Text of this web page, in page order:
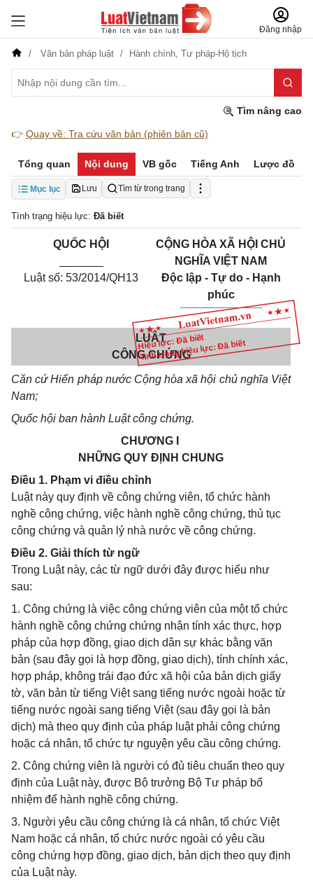
Đăng nhập
Văn bản pháp luật Hành chính, Tư pháp-Hộ tịch
Tìm nâng cao
👉 Quay về: Tra cứu văn bản (phiên bản cũ)
Tổng quan Nội dung VB gốc Tiếng Anh Lược đồ
Mục lục Lưu Tìm từ trong trang
Tình trạng hiệu lực: Đã biết
Hiệu lực: Đã biết
Tình trạng hiệu lực: Đã biết
QUỐC HỘI
Luật số: 53/2014/QH13
CỘNG HÒA XÃ HỘI CHỦ
NGHĨA VIỆT NAM
Độc lập - Tự do - Hạnh
phúc
_____________
LUẬT
CÔNG CHỨNG
Căn cứ Hiến pháp nước Cộng hòa xã hội chủ nghĩa Việt
Nam;
Quốc hội ban hành Luậtcông chứng.
CHƯƠNG I
NHỮNG QUY ĐỊNH CHUNG
Điều 1. Phạm vi điều chỉnh
Luật này quy định về công chứng viên, tổ chức hành
nghề công chứng, việc hành nghề công chứng, thủ tục
công chứng và quản lý nhà nước về công chứng.
Điều 2. Giải thích từ ngữ
Trong Luật này, các từ ngữ dưới đây được hiểu như
sau:
1. Công chứng là việc công chứng viên của một tổ chức
hành nghề công chứng chứng nhận tính xác thực, hợp
pháp của hợp đồng, giao dịch dân sự khác bằng văn
bản (sau đây gọi là hợp đồng, giao dịch), tính chính xác,
hợp pháp, không trái đạo đức xã hội của bản dịch giấy
tờ, văn bản từ tiếng Việt sang tiếng nước ngoài hoặc từ
tiếng nước ngoài sang tiếng Việt (sau đây gọi là bản
dịch) mà theo quy định của pháp luật phải công chứng
hoặc cá nhân, tổ chức tự nguyện yêu cầu công chứng.
2. Công chứng viên là người có đủ tiêu chuẩn theo quy
định của Luật này, được Bộ trưởng Bộ Tư pháp bổ
nhiệm để hành nghề công chứng.
3. Người yêu cầu công chứng là cá nhân, tổ chức Việt
Nam hoặc cá nhân, tổ chức nước ngoài có yêu cầu
công chứng hợp đồng, giao dịch, bản dịch theo quy định
của Luật này.